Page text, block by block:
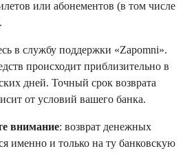
или абонементов (в том числе
в службу поддержки «Zapomni».
происходит приблизительно в
дней. Точный срок возврата
от условий вашего банка.
внимание: возврат денежных
именно и только на ту банковскую